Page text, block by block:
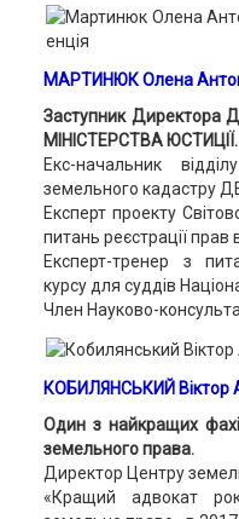
МАРТИНЮК Олена
Заступник Директора
МІНІСТЕРСТВА ЮСТИЦІЇ.
Екс-начальник
земельного кадастру
Експерт проекту
питань реєстрації прав
Експерт-тренер з
курсу для суддів
Член Науково-
КОБИЛЯНСЬКИЙ Віктор
Один з найкращих
земельного права.
Директор Центру
«Кращий адвокат